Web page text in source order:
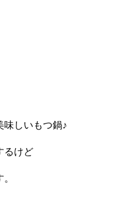
味しいもつ鍋♪
るけど